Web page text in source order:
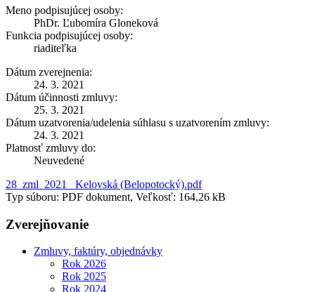
Meno podpisujúcej osoby:
PhDr. Ľubomíra Gloneková
Funkcia podpisujúcej osoby:
riaditeľka
Dátum zverejnenia:
24. 3. 2021
Dátum účinnosti zmluvy:
25. 3. 2021
Dátum uzatvorenia/udelenia súhlasu s uzatvorením zmluvy:
24. 3. 2021
Platnosť zmluvy do:
Neuvedené
28_zml_2021_ Kelovská (Belopotocký).pdf
Typ súboru: PDF dokument, Veľkosť: 164,26 kB
Zverejňovanie
Zmluvy, faktúry, objednávky
Rok 2026
Rok 2025
Rok 2024